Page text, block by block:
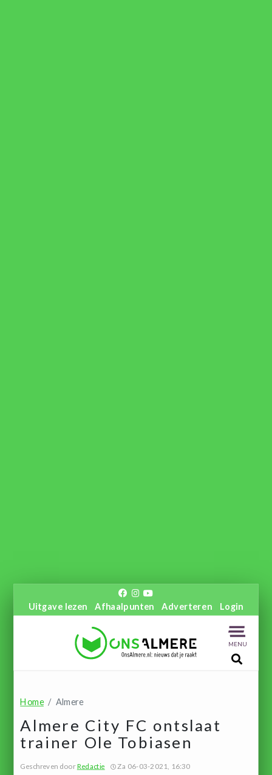
Uitgave lezen Afhaalpunten Adverteren Login
MENU
Home Almere
Almere City FC ontslaat
trainer Ole Tobiasen
Geschreven doorRedactie Za 06-03-2021, 16:30